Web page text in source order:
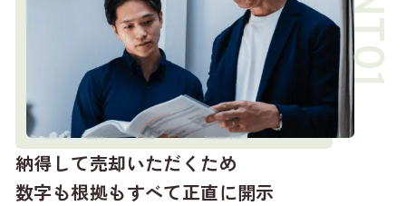
納得して売却いただくため
数字も根拠もすべて正直に開示